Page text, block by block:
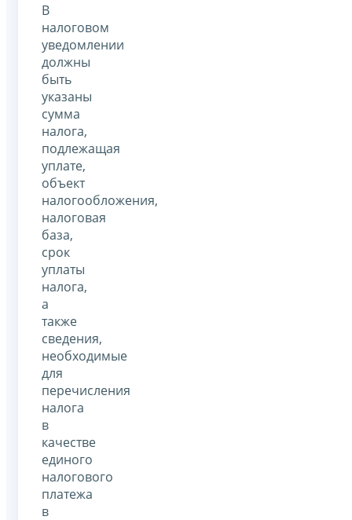
В
налоговом
уведомлении
должны
быть
указаны
сумма
налога,
подлежащая
уплате,
объект
налогообложения,
налоговая
база,
срок
уплаты
налога,
а
также
сведения,
необходимые
для
перечисления
налога
в
качестве
единого
налогового
платежа
в